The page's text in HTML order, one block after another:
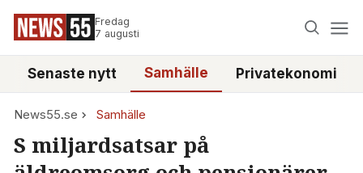
Fredag
7 augusti
Senaste nytt Samhälle Privatekonomi
News55.se Samhälle
S miljardsatsar på